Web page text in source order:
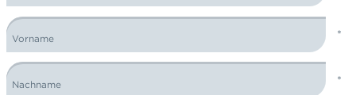
Vorname
Nachname